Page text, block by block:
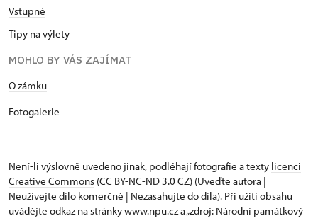
Vstupné
Tipy na výlety
MOHLO BY VÁS ZAJÍMAT
​​​​​​O zámku
Fotogalerie
Není-li výslovně uvedeno jinak, podléhají fotografie a texty licenci
Creative Commons (CC BY-NC-ND 3.0 CZ) (Uveďte autora |
Neužívejte dílo komerčně | Nezasahujte do díla). Při užití obsahu
uvádějte odkaz na stránky www.npu.cz a „zdroj: Národní památkový